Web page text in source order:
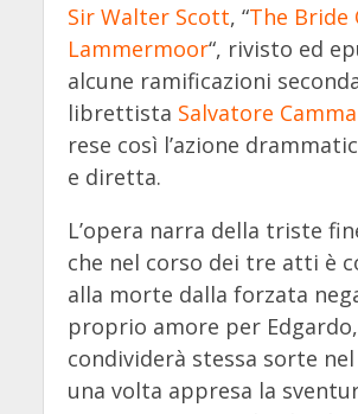
Sir Walter Scott, “The Bride
Lammermoor“, rivisto ed
alcune ramificazioni
librettista Salvatore
rese così l’azione
e diretta.
L’opera narra della triste
che nel corso dei tre atti è
alla morte dalla forzata
proprio amore per
condividerà stessa sorte
una volta appresa la